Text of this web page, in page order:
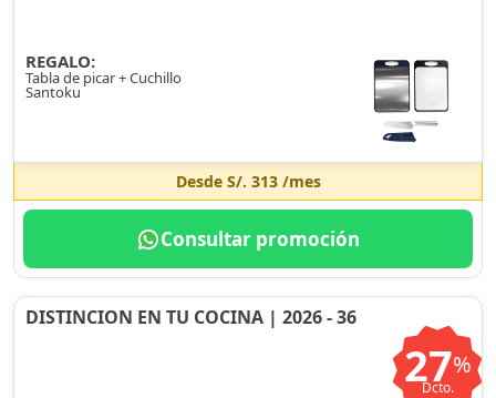
REGALO:
Tabla de picar + Cuchillo
Santoku
Desde S/. 313/mes
Consultar promoción
DISTINCION EN TU COCINA | 2026 - 36
27%
Dcto.